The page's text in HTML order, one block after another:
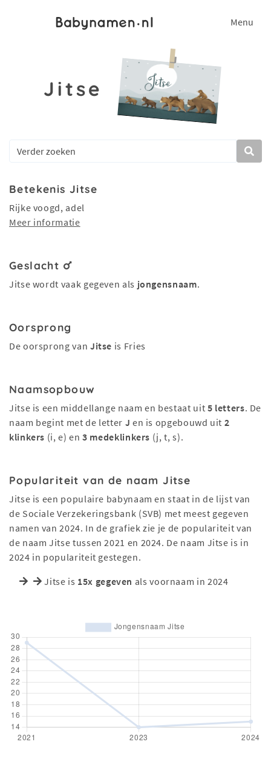
Menu
Jitse
Betekenis Jitse
Rijke voogd, adel
Meer informatie
Geslacht
Jitse wordt vaak gegeven als jongensnaam.
Oorsprong
De oorsprong van Jitse is Fries
Naamsopbouw
Jitse is een middellange naam en bestaat uit 5 letters. De
naam begint met de letter J en is opgebouwd uit 2
klinkers (i, e) en3 medeklinkers (j, t, s).
Populariteit van de naam Jitse
Jitse is een populaire babynaam en staat in de lijst van
de Sociale Verzekeringsbank (SVB) met meest gegeven
namen van 2024. In de grafiek zie je de populariteit van
de naam Jitse tussen 2021 en 2024. De naam Jitse is in
2024 in populariteit gestegen.
Jitse is 15x gegeven als voornaam in 2024